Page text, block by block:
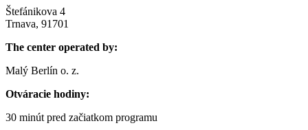
Štefánikova 4
Trnava, 91701
The center operated by:
Malý Berlín o. z.
Otváracie hodiny:
30 minút pred začiatkom programu